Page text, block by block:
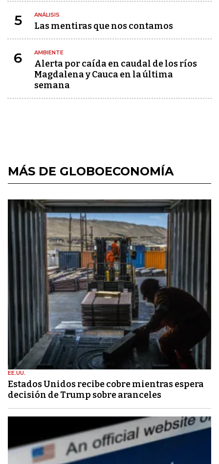
5 ANÁLISIS
Las mentiras que nos contamos
6 AMBIENTE
Alerta por caída en caudal de los ríos
Magdalena y Cauca en la última
semana
MÁS DE GLOBOECONOMÍA
EE.UU.
Estados Unidos recibe cobre mientras espera
decisión de Trump sobre aranceles